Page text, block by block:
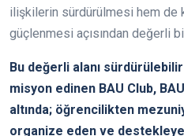
ilişkilerin sürdürülmesi hem de
güçlenmesi açısından değerli
Bu değerli alanı
misyon edinen BAU Club,
altında; öğrencilikten
organize eden ve